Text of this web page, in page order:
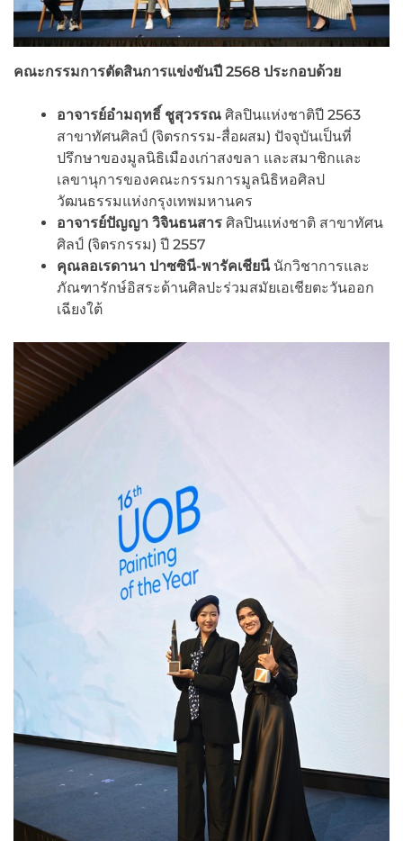
คณะกรรมการตัดสินการแข่งขันปี 2568 ประกอบด้วย
อาจารย์อำมฤทธิ์ ชูสุวรรณ ศิลปินแห่งชาติปี 2563
สาขาทัศนศิลป์ (จิตรกรรม-สื่อผสม) ปัจจุบันเป็นที่
ปรึกษาของมูลนิธิเมืองเก่าสงขลา และสมาชิกและ
เลขานุการของคณะกรรมการมูลนิธิหอศิลป
วัฒนธรรมแห่งกรุงเทพมหานคร
อาจารย์ปัญญา วิจินธนสาร ศิลปินแห่งชาติ สาขาทัศน
ศิลป์ (จิตรกรรม) ปี 2557
คุณลอเรดานา ปาซซินี-พารัคเชียนีนักวิชาการและ
ภัณฑารักษ์อิสระด้านศิลปะร่วมสมัยเอเชียตะวันออก
เฉียงใต้